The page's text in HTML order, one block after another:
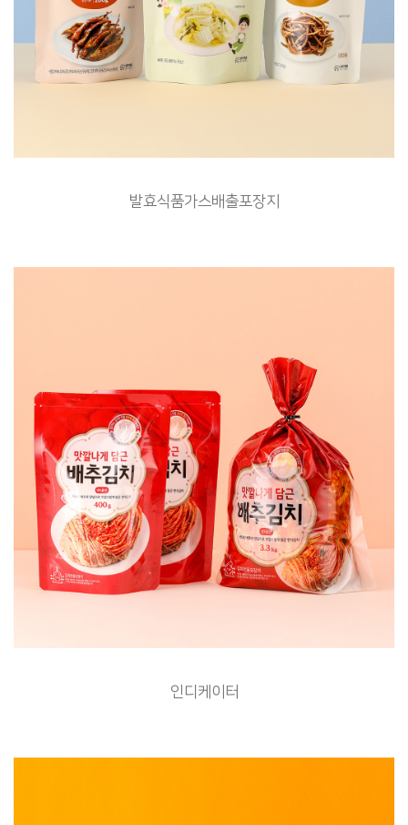
발효식품가스배출포장지
인디케이터